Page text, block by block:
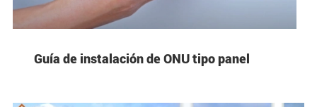
Guía de instalación de ONU tipo panel